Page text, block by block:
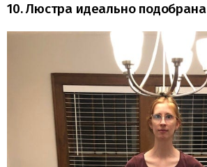
10. Люстра идеально подобрана